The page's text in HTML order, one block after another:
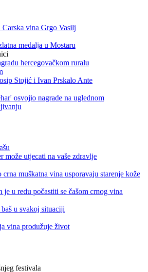
Carska vina Grgo Vasilj
medalja u Mostaru
hercegovačkom ruralu
Stojić i Ivan Prskalo Ante
osvojio nagrade na uglednom
može utjecati na vaše zdravlje
muškatna vina usporavaju starenje kože
je u redu počastiti se čašom crnog vina
u svakoj situaciji
vina produžuje život